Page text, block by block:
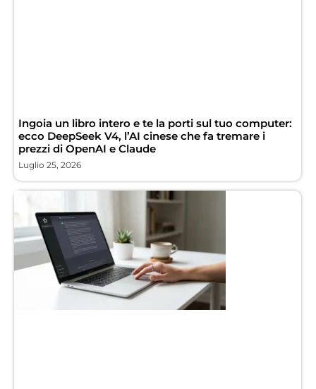
Ingoia un libro intero e te la porti sul tuo computer:
ecco DeepSeek V4, l’AI cinese che fa tremare i
prezzi di OpenAI e Claude
Luglio 25, 2026